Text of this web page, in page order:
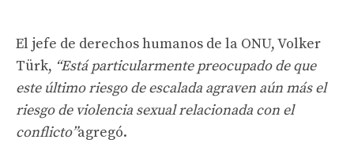
El jefe de derechos humanos de la ONU, Volker
Türk, “Está particularmente preocupado de que
este último riesgo de escalada agraven aún más el
riesgo de violencia sexual relacionada con el
conflicto”agregó.